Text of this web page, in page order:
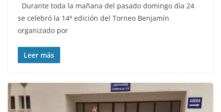
Durante toda la mañana del pasado domingo día 24
se celebró la 14ª edición del Torneo Benjamín
organizado por
Leer más